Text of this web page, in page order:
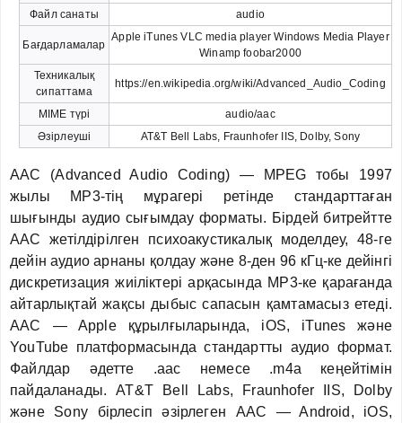
Файл санаты
audio
Бағдарламалар
Apple iTunes VLC media player Windows Media Player
Winamp foobar2000
Техникалық
сипаттама
https://en.wikipedia.org/wiki/Advanced_Audio_Coding
MIME түрі
audio/aac
Әзірлеуші
AT&T Bell Labs, Fraunhofer IIS, Dolby, Sony
AAC (Advanced Audio Coding) — MPEG тобы 1997
жылы MP3-тің мұрагері ретінде стандарттаған
шығынды аудио сығымдау форматы. Бірдей битрейтте
AAC жетілдірілген психоакустикалық моделдеу, 48-ге
дейін аудио арнаны қолдау және 8-ден 96 кГц-ке дейінгі
дискретизация жиіліктері арқасында MP3-ке қарағанда
айтарлықтай жақсы дыбыс сапасын қамтамасыз етеді.
AAC — Apple құрылғыларында, iOS, iTunes және
YouTube платформасында стандартты аудио формат.
Файлдар әдетте .aac немесе .m4a кеңейтімін
пайдаланады. AT&T Bell Labs, Fraunhofer IIS, Dolby
және Sony бірлесіп әзірлеген AAC — Android, iOS,